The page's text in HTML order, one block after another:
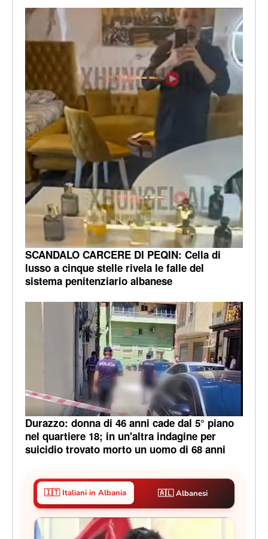
SCANDALO CARCERE DI PEQIN: Cella di
lusso a cinque stelle rivela le falle del
sistema penitenziario albanese
Durazzo: donna di 46 anni cade dal 5° piano
nel quartiere 18; in un'altra indagine per
suicidio trovato morto un uomo di 68 anni
🇮🇹 Italiani in Albania 🇦🇱 Albanesi